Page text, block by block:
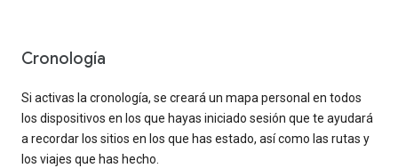
Cronología
Si activas la cronología, se creará un mapa personal en todos
los dispositivos en los que hayas iniciado sesión que te ayudará
a recordar los sitios en los que has estado, así como las rutas y
los viajes que has hecho.